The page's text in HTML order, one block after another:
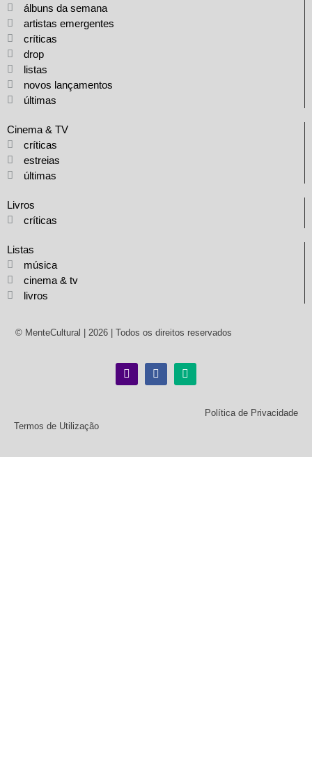
álbuns da semana
artistas emergentes
críticas
drop
listas
novos lançamentos
últimas
Cinema & TV
críticas
estreias
últimas
Livros
críticas
Listas
música
cinema & tv
livros
© MenteCultural | 2026 | Todos os direitos reservados
Política de Privacidade
Termos de Utilização